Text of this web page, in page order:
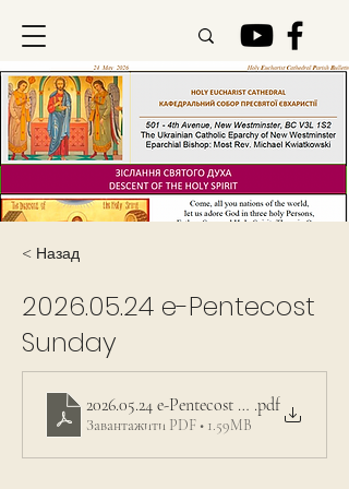
< Назад
2026.05.24 e-Pentecost
Sunday
2026.05.24 e-Pentecost Sunday
.pdf
Завантажити PDF • 1.59MB